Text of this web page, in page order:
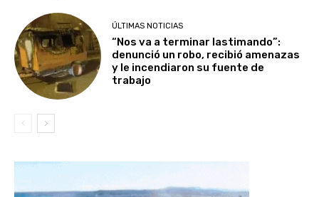
ÚLTIMAS NOTICIAS
“Nos va a terminar lastimando”:
denunció un robo, recibió amenazas
y le incendiaron su fuente de
trabajo